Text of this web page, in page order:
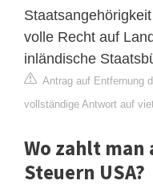
volle Recht auf
inländische
Antrag auf Entfernung
vollständige Antwort auf
Wo zahlt man
Steuern USA?